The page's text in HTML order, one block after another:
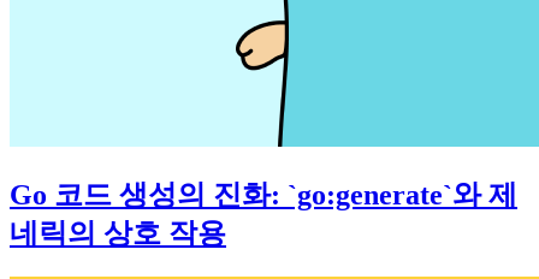
Go 코드 생성의 진화: `go:generate`와 제
네릭의 상호 작용